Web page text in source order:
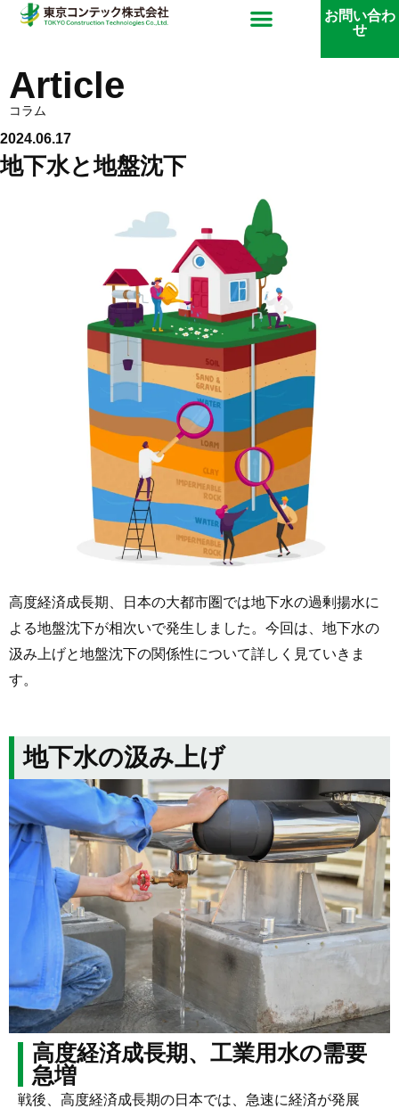
ス
キ
ッ
プ
メ
お問い合わ
せ
Article
コラム
2024.06.17
地下水と地盤沈下
高度経済成長期、日本の大都市圏では地下水の過剰揚水に
よる地盤沈下が相次いで発生しました。今回は、地下水の
汲み上げと地盤沈下の関係性について詳しく見ていきま
す。
地下水の汲み上げ
高度経済成長期、工業用水の需要
急増
戦後、高度経済成長期の日本では、急速に経済が発展